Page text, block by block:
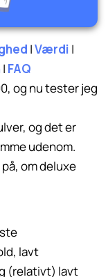
|Værdi |
| FAQ
og nu tester jeg
og det er
udenom.
om deluxe
lavt
(relativt) lavt